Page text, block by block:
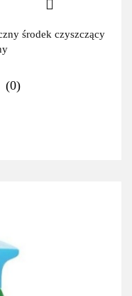
środek czyszczący
(0)